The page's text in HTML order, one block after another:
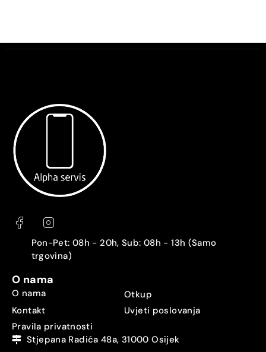
Pon-Pet: 08h - 20h, Sub: 08h - 13h (Samo
trgovina)
O nama
O nama
Otkup
Kontakt
Uvjeti poslovanja
Pravila privatnosti
Stjepana Radića 48a, 31000 Osijek